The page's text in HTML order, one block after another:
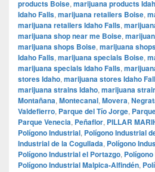
products Boise, marijuana products
Idaho Falls, marijuana retailers Boise,
marijuana retailers Idaho Falls,
marijuana shop near me Boise,
marijuana shops Boise, marijuana
Idaho Falls, marijuana specials Boise,
marijuana specials Idaho Falls,
stores Idaho, marijuana stores Idaho
marijuana strains Idaho, marijuana
Montañana, Montecanal, Movera,
Valdefierro, Parque del Tío Jorge,
Parque Venecia, Peñaflor, PILLAR
Polígono Industrial, Polígono Industrial
Industrial de la Cogullada, Polígono
Polígono Industrial el Portazgo,
Polígono Industrial Malpica-Alfindén,